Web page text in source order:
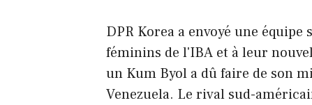
DPR Korea a envoyé une
féminins de l'IBA et à leur
un Kum Byol a dû faire de son
Venezuela. Le rival sud-